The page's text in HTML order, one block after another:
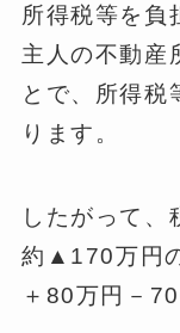
所得税等を負
主人の不動産
とで、所得税
ります。
したがって、
約▲170万円
＋80万円－